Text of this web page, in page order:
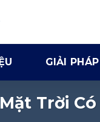
GIẢI
Trời